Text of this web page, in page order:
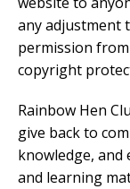
any adjustment
permission
copyright
Rainbow Hen
give back to
knowledge,
and learning